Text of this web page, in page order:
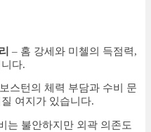
– 홈 강세와 미첼의 득점력,
다.
스턴의 체력 부담과 수비 문
여지가 있습니다.
는 불안하지만 외곽 의존도